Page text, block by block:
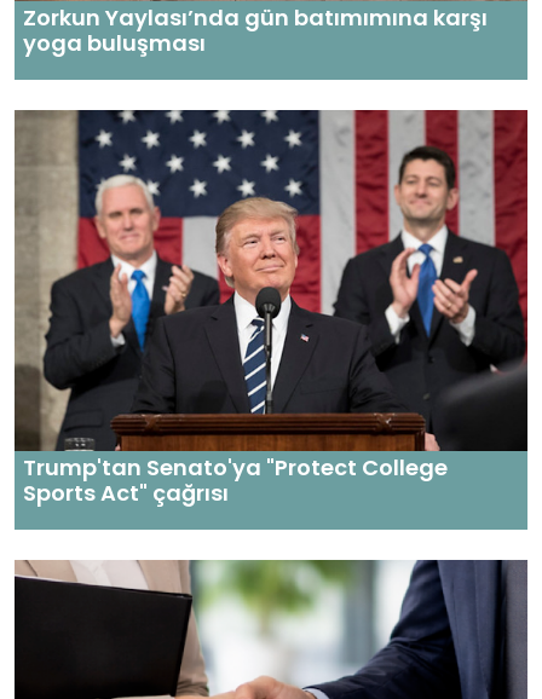
Zorkun Yaylası’nda gün batımımına karşı
yoga buluşması
Trump'tan Senato'ya "Protect College
Sports Act" çağrısı